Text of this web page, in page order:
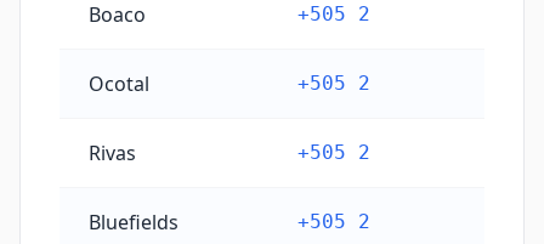
Boaco +505 2
Ocotal +505 2
Rivas +505 2
Bluefields +505 2